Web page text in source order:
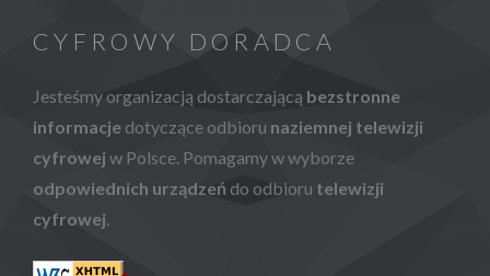
CYFROWY DORADCA
Jesteśmy organizacją dostarczającą bezstronne
informacje dotyczące odbioru naziemnej telewizji
cyfrowej w Polsce. Pomagamy w wyborze
odpowiednich urządzeń do odbioru telewizji
cyfrowej.